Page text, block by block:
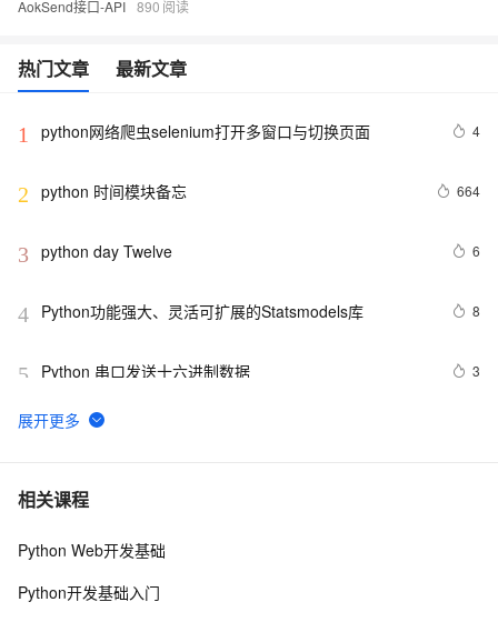
AokSend接口-API 890
热门文章 最新文章
1 python网络爬虫selenium打开多窗口与切换页面 4
2 python 时间模块备忘 664
3 python day Twelve 6
4 Python功能强大、灵活可扩展的Statsmodels库 8
5 Python 串口发送十六进制数据 3
6 python join 和 split的常用使用方法
7 python 模块初始
8 python中使用and和or来实现其它语言中的?号表达式
相关课程
Python Web开发基础
Python开发基础入门